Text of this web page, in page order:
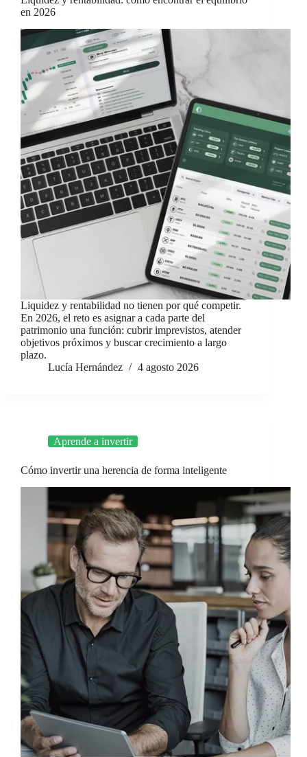
en 2026
Liquidez y rentabilidad no tienen por qué competir.
En 2026, el reto es asignar a cada parte del
patrimonio una función: cubrir imprevistos, atender
objetivos próximos y buscar crecimiento a largo
plazo.
Lucía Hernández
4 agosto 2026
Aprende a invertir
Cómo invertir una herencia de forma inteligente